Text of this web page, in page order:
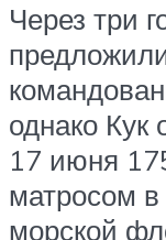
Через три
однако Кук
17 июня
матросом
морской